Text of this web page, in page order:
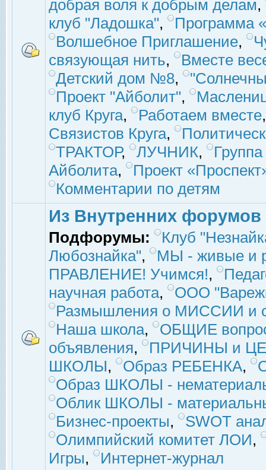
добрая воля к добрым делам,
клуб "Ладошка",
Программа
Волшебное Приглашение,
связующая нить,
Вместе
Детский дом №8,
Проект "Айболит",
клуб Круга, Работаем вместе
Связистов Круга,
ТРАКТОР, ЛУЧНИК,
Айболита,
Проект
Комментарии по детям
Из Внутренних форумов
Подфорумы:
Клуб
Любознайка",
МЫ - живые и
ПРАВЛЕНИЕ! Учимся!,
научная работа,
ООО
Размышления о МИССИИ и
Наша школа,
ОБЩИЕ
объявления,
ПРИЧИНЫ и
ШКОЛЫ, Образ РЕБЕНКА,
Образ ШКОЛЫ -
Облик ШКОЛЫ -
Бизнес-проекты,
SWOT
Олимпийский комитет ЛОИ,
Игры, Интернет-журнал